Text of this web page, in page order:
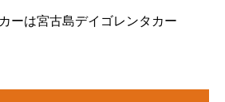
ーは宮古島デイゴレンタカー